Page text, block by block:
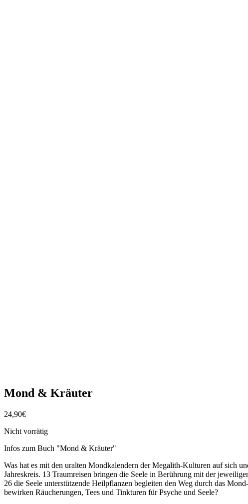
Mond & Kräuter
24,90€
Nicht vorrätig
Infos zum Buch "Mond & Kräuter"
Was hat es mit den uralten Mondkalendern der Megalith-Kulturen auf sich
Jahreskreis. 13 Traumreisen bringen die Seele in Berührung mit der
26 die Seele unterstützende Heilpflanzen begleiten den Weg durch das
bewirken Räucherungen, Tees und Tinkturen für Psyche und Seele?